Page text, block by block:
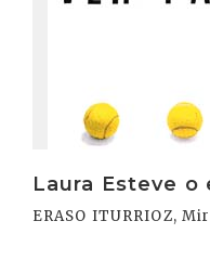
Laura Esteve
ERASO ITURRIOZ,